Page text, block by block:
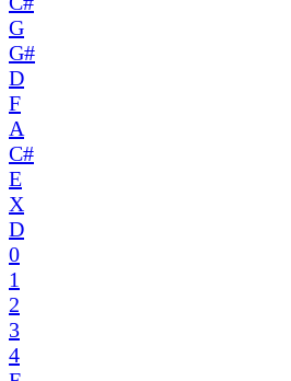
G
G#
D
F
A
C#
E
X
D
0
1
2
3
4